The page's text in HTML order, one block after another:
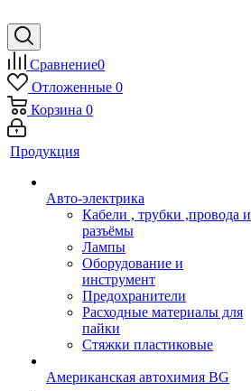
Сравнение0
Отложенные 0
Корзина 0
Продукция
Авто-электрика
Кабели , трубки ,провода и
разъёмы
Лампы
Оборудование и
инструмент
Предохранители
Расходные материалы для
пайки
Стяжки пластиковые
Американская автохимия BG